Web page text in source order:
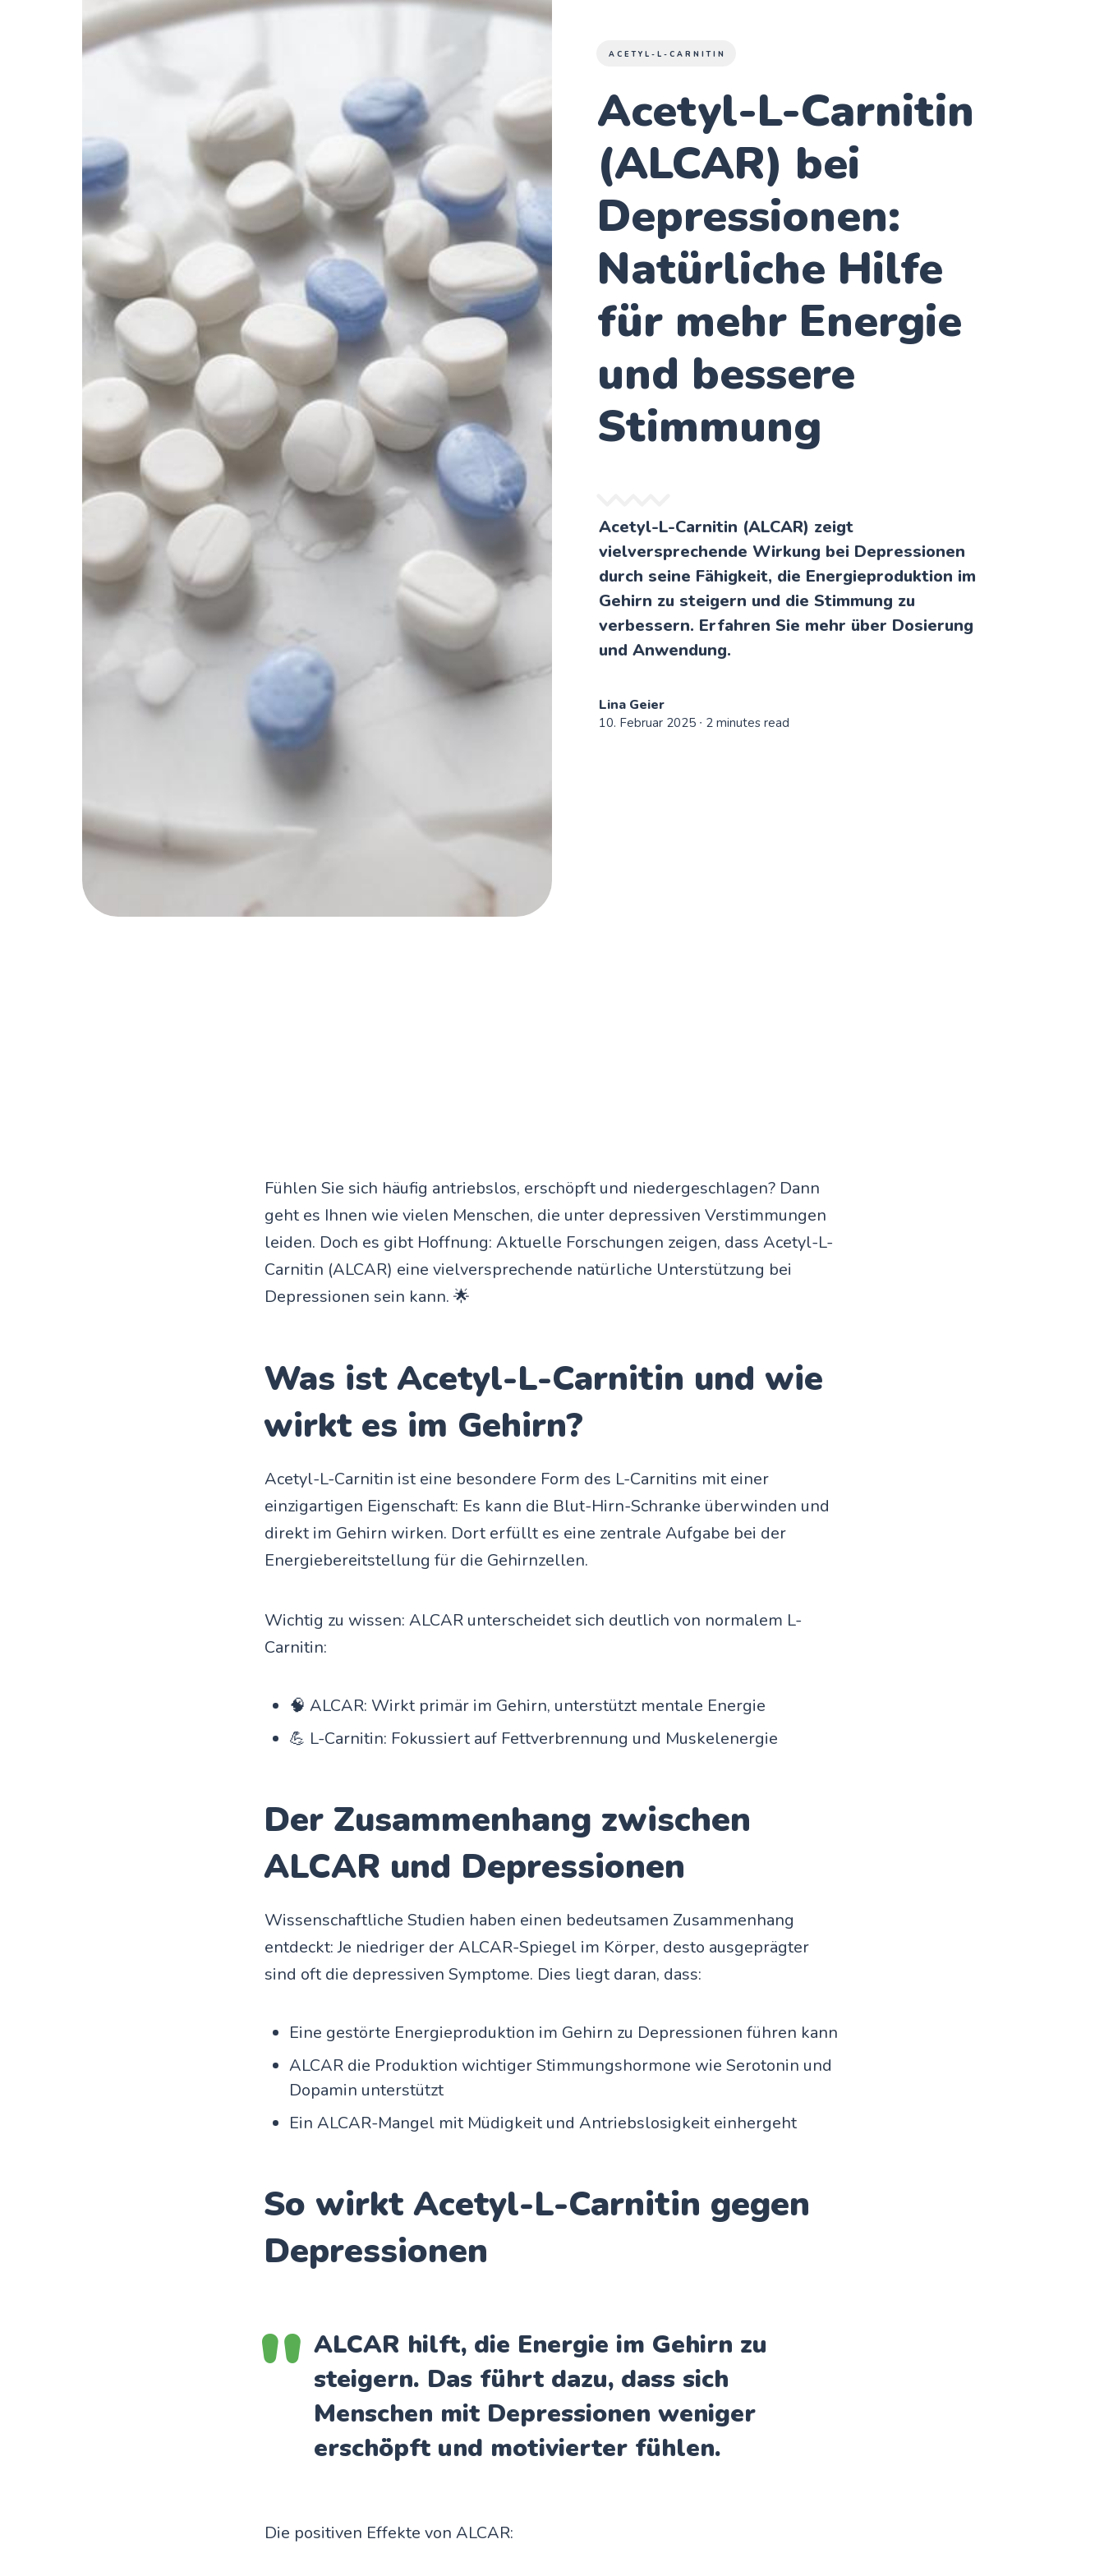
ACETYL-L-CARNITIN
Acetyl-L-Carnitin
(ALCAR) bei
Depressionen:
Natürliche Hilfe
für mehr Energie
und bessere
Stimmung
Acetyl-L-Carnitin (ALCAR) zeigt
vielversprechende Wirkung bei Depressionen
durch seine Fähigkeit, die Energieproduktion im
Gehirn zu steigern und die Stimmung zu
verbessern. Erfahren Sie mehr über Dosierung
und Anwendung.
Lina Geier
10. Februar 2025 ∙ 2 minutes read
Fühlen Sie sich häufig antriebslos, erschöpft und niedergeschlagen? Dann
geht es Ihnen wie vielen Menschen, die unter depressiven Verstimmungen
leiden. Doch es gibt Hoffnung: Aktuelle Forschungen zeigen, dass Acetyl-L-
Carnitin (ALCAR) eine vielversprechende natürliche Unterstützung bei
Depressionen sein kann. 🌟
Was ist Acetyl-L-Carnitin und wie
wirkt es im Gehirn?
Acetyl-L-Carnitin ist eine besondere Form des L-Carnitins mit einer
einzigartigen Eigenschaft: Es kann die Blut-Hirn-Schranke überwinden und
direkt im Gehirn wirken. Dort erfüllt es eine zentrale Aufgabe bei der
Energiebereitstellung für die Gehirnzellen.
Wichtig zu wissen: ALCAR unterscheidet sich deutlich von normalem L-
Carnitin:
🧠 ALCAR: Wirkt primär im Gehirn, unterstützt mentale Energie
💪 L-Carnitin: Fokussiert auf Fettverbrennung und Muskelenergie
Der Zusammenhang zwischen
ALCAR und Depressionen
Wissenschaftliche Studien haben einen bedeutsamen Zusammenhang
entdeckt: Je niedriger der ALCAR-Spiegel im Körper, desto ausgeprägter
sind oft die depressiven Symptome. Dies liegt daran, dass:
Eine gestörte Energieproduktion im Gehirn zu Depressionen führen kann
ALCAR die Produktion wichtiger Stimmungshormone wie Serotonin und
Dopamin unterstützt
Ein ALCAR-Mangel mit Müdigkeit und Antriebslosigkeit einhergeht
So wirkt Acetyl-L-Carnitin gegen
Depressionen
ALCAR hilft, die Energie im Gehirn zu
steigern. Das führt dazu, dass sich
Menschen mit Depressionen weniger
erschöpft und motivierter fühlen.
Die positiven Effekte von ALCAR: